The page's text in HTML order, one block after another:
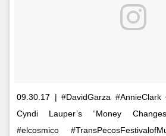
09.30.17 | #DavidGarza #AnnieClark
Cyndi Lauper’s “Money
#elcosmico